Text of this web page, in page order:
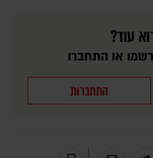
עוד?
או התחברו
התחברות